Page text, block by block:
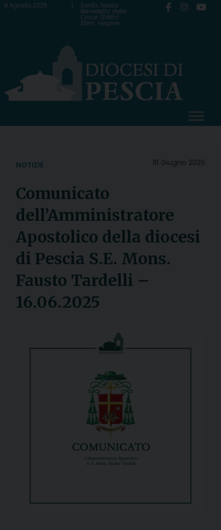
Skip
9 Agosto 2026 Santa Teresa
Benedetta della
Croce (Edith)
Stein, vergine
16 Giugno 2026
NOTIZIE
Comunicato
dell’Amministratore
Apostolico della diocesi
di Pescia S.E. Mons.
Fausto Tardelli –
16.06.2025